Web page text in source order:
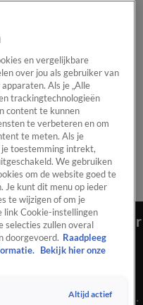
Het beste van Hart
Tip de
Tip de redactiePanelVideo's
covid heeft minder
vier volwassenen
coronaklachten
en vergelijkbare
over jou als gebruiker van
Als je „Alle
trackingtechnologieën
content te kunnen
te verbeteren en om
te meten. Als je
je toestemming intrekt,
We gebruiken
om de website goed te
Je kunt dit menu op ieder
te wijzigen of om je
link Cookie-instellingen
selecties zullen overal
doorgevoerd. Raadpleeg
Bekijk hier onze
Altijd actief